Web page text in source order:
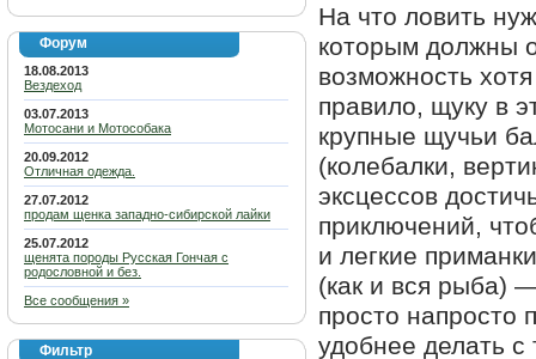
Форум
18.08.2013
Вездеход
03.07.2013
Мотосани и Мотособака
20.09.2012
Отличная одежда.
27.07.2012
продам щенка западно-сибирской лайки
25.07.2012
щенята породы Русская Гончая с
родословной и без.
Все сообщения »
Фильтр
На что ловить
которым должны
возможность
правило, щуку в
крупные щучьи
(колебалки,
эксцессов
приключений,
и легкие
(как и вся рыба)
просто напросто
удобнее делать